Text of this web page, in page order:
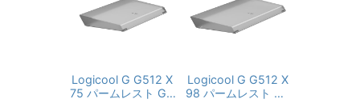
Logicool G G512 X
75 パームレスト G5
Logicool G G512 X
98 パームレスト G5